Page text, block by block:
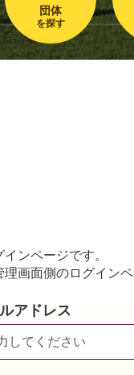
団体
を探す
ンページです。
画面側のログイン
アドレス